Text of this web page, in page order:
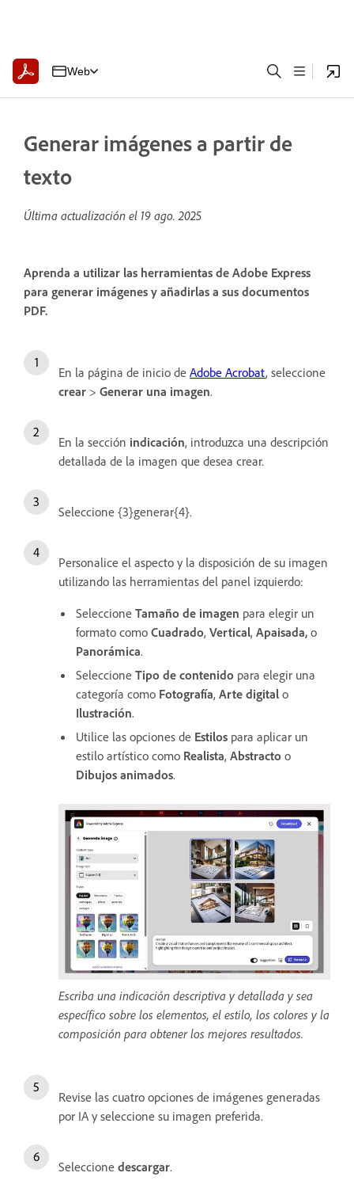
Web
Generar imágenes a partir de
texto
Última actualización el 19 ago. 2025
Aprenda a utilizar las herramientas de Adobe Express
para generar imágenes y añadirlas a sus documentos
PDF.
En la página de inicio de Adobe Acrobat, seleccione
crear > Generar una imagen.
En la sección indicación, introduzca una descripción
detallada de la imagen que desea crear.
Seleccione {3}generar{4}.
Personalice el aspecto y la disposición de su imagen
utilizando las herramientas del panel izquierdo:
Seleccione Tamaño de imagen para elegir un
formato como Cuadrado, Vertical, Apaisada, o
Panorámica.
Seleccione Tipo de contenido para elegir una
categoría como Fotografía, Arte digital o
Ilustración.
Utilice las opciones de Estilos para aplicar un
estilo artístico como Realista, Abstracto o
Dibujos animados.
Escriba una indicación descriptiva y detallada y sea
específico sobre los elementos, el estilo, los colores y la
composición para obtener los mejores resultados.
Revise las cuatro opciones de imágenes generadas
por IA y seleccione su imagen preferida.
Seleccione descargar.